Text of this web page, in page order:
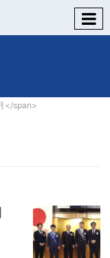
</span>